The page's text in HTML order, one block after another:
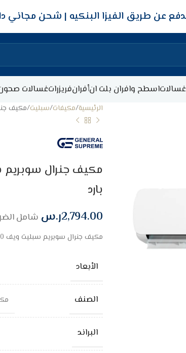
شحن مجاني
غسالاتاسطح وافران بلت انأفرانفريزراتغسالات
الرئيسية مكيفات سبليت مكيف جنرال
بارد
2,794.00ر.س شامل
مكيف جنرال سوبريم سبليت ويف 23200 وحدة – واي فاي – حار/بارد
الأبعاد
الصنف
البراند